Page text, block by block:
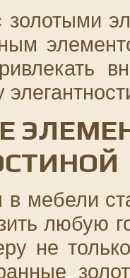
мебели
любую
не